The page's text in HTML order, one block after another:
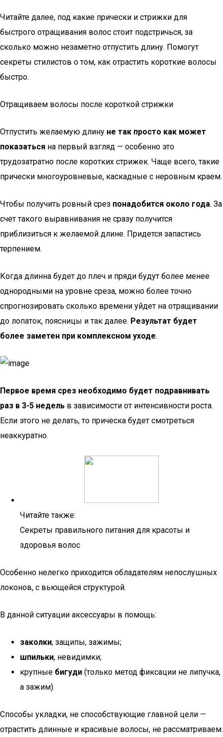
Читайте далее, под какие прически и стрижки для
быстрого отращивания волос стоит подстричься, за
сколько можно незаметно отпустить длину. Помогут
секреты стилистов о том, как отрастить короткие волосы
быстро.
Отращиваем волосы после короткой стрижки
Отпустить желаемую длину не так просто как может
показаться на первый взгляд — особенно это
трудозатратно после коротких стрижек. Чаще всего, такие
прически многоуровневые, каскадные с неровным краем.
Чтобы получить ровный срез понадобится около года. За
счет такого выравнивания не сразу получится
приблизиться к желаемой длине. Придется запастись
терпением.
Когда длинна будет до плеч и пряди будут более менее
однородными на уровне среза, можно более точно
спрогнозировать сколько времени уйдет на отращивании
до лопаток, поясницы и так далее. Результат будет
более заметен при комплексном уходе.
Первое время срез необходимо будет подравнивать
раз в 3-5 недель в зависимости от интенсивности роста.
Если этого не делать, то прическа будет смотреться
неаккуратно.
Читайте также:
Секреты правильного питания для красоты и
здоровья волос
Особенно нелегко приходится обладателям непослушных
локонов, с вьющейся структурой.
В данной ситуации аксессуары в помощь:
заколки, защипы, зажимы;
шпильки, невидимки;
крупные бигуди (только метод фиксации не липучка,
а зажим).
Способы укладки, не способствующие главной цели —
отрастить длинные и красивые волосы, не рассматриваем.